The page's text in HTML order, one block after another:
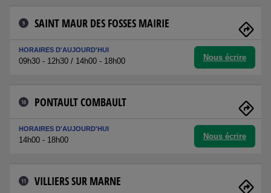
9 SAINT MAUR DES FOSSES MAIRIE
HORAIRES D'AUJOURD'HUI
09h30 - 12h30 / 14h00 - 18h00 Nous écrire
10 PONTAULT COMBAULT
HORAIRES D'AUJOURD'HUI
14h00 - 18h00 Nous écrire
11 VILLIERS SUR MARNE